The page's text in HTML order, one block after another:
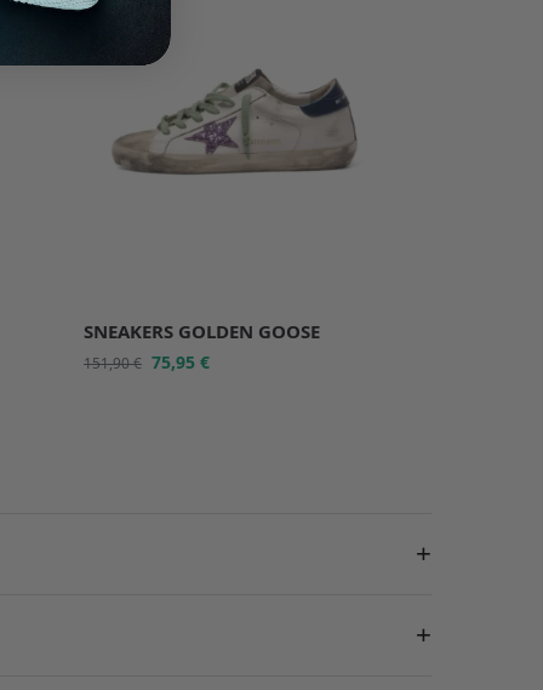
SNEAKERS GOLDEN GOOSE
151,90€ 75,95€
+
+